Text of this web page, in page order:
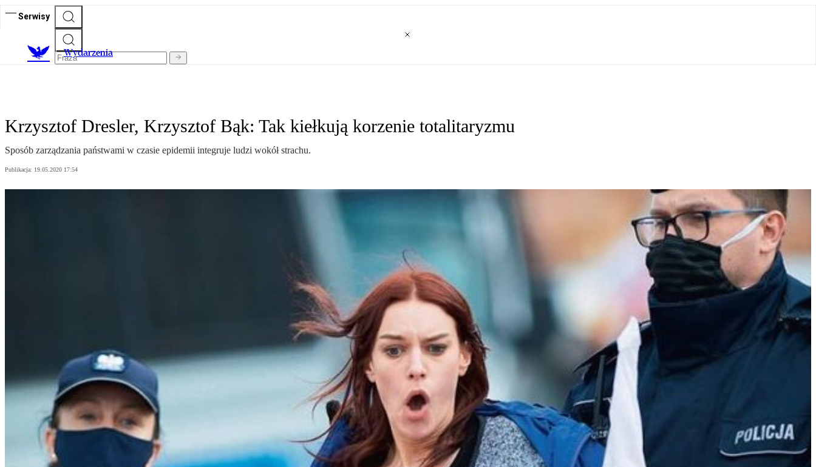
Serwisy
Wydarzenia
Krzysztof Dresler, Krzysztof Bąk: Tak kiełkują korzenie totalitaryzmu
Sposób zarządzania państwami w czasie epidemii integruje ludzi wokół strachu.
Publikacja: 19.05.2020 17:54